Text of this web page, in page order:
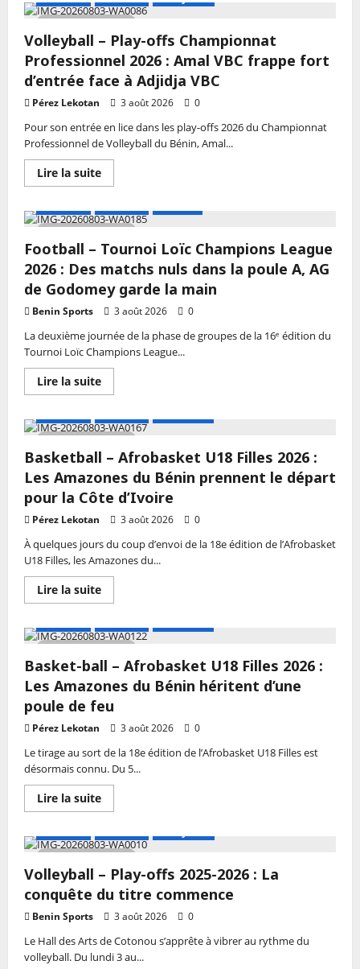
Handball
–
NSIA
Banque
Coupe
de
l’Indépendance
2026
Lokossa
Djougou
au
sommet
terme
de
à
couper
souffle
Volleyball – Play-offs Championnat
Professionnel 2026 : Amal VBC frappe fort
d’entrée face à Adjidja VBC
Pérez Lekotan 3 août 2026 0
Pour son entrée en lice dans les play-offs 2026 du Championnat
Professionnel de Volleyball du Bénin, Amal...
Lire la suiteEn
savoir
Volleyball
–
offs
Championnat
Professionnel
2026
:
Amal
VBC
frappe
fort
d’entrée
face
Adjidja
VBC
Football – Tournoi Loïc Champions League
2026 : Des matchs nuls dans la poule A, AG
de Godomey garde la main
Benin Sports 3 août 2026 0
La deuxième journée de la phase de groupes de la 16ᵉ édition du
Tournoi Loïc Champions League...
Lire la suiteEn
savoir
Football
–
Tournoi
Loïc
Champions
League
2026
:
Des
matchs
nuls
dans
la
AG
de
garde
la
Basketball – Afrobasket U18 Filles 2026 :
Les Amazones du Bénin prennent le départ
pour la Côte d’Ivoire
Pérez Lekotan 3 août 2026 0
À quelques jours du coup d’envoi de la 18e édition de l’Afrobasket
U18 Filles, les Amazones du...
Lire la suiteEn
savoir
Basketball
–
Afrobasket
U18
2026
:
Les
Amazones
du
Bénin
prennent
le
la
Côte
Basket-ball – Afrobasket U18 Filles 2026 :
Les Amazones du Bénin héritent d’une
poule de feu
Pérez Lekotan 3 août 2026 0
Le tirage au sort de la 18e édition de l’Afrobasket U18 Filles est
désormais connu. Du 5...
Lire la suiteEn
savoir
Basket-
ball
Afrobasket
U18
Filles
2026
Amazones
du
Volleyball – Play-offs 2025-2026 : La
conquête du titre commence
Benin Sports 3 août 2026 0
Le Hall des Arts de Cotonou s’apprête à vibrer au rythme du
volleyball. Du lundi 3 au...